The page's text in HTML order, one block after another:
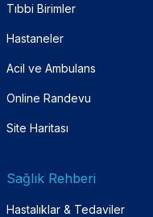
Tıbbi Birimler
Hastaneler
Acil ve Ambulans
Online Randevu
Site Haritası
Sağlık Rehberi
Hastalıklar & Tedaviler